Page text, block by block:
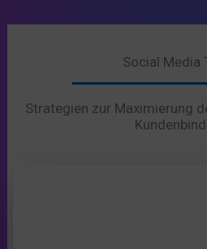
Social Media
Strategien zur Maximierung